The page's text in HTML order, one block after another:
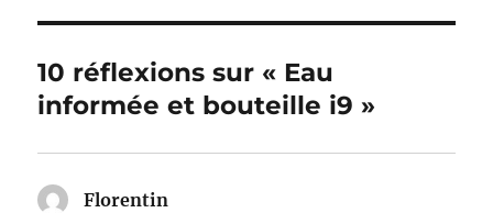
10 réflexions sur « Eau
informée et bouteille i9 »
Florentin